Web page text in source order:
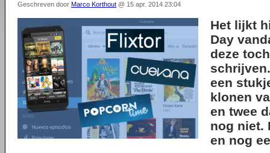
Geschreven door Marco Korthout @ 15 apr. 2014 23:04
Het lijkt
Day
deze
een
klonen
en twee
nog niet.
en nog